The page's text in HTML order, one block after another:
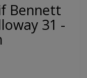
Bennett
31 -